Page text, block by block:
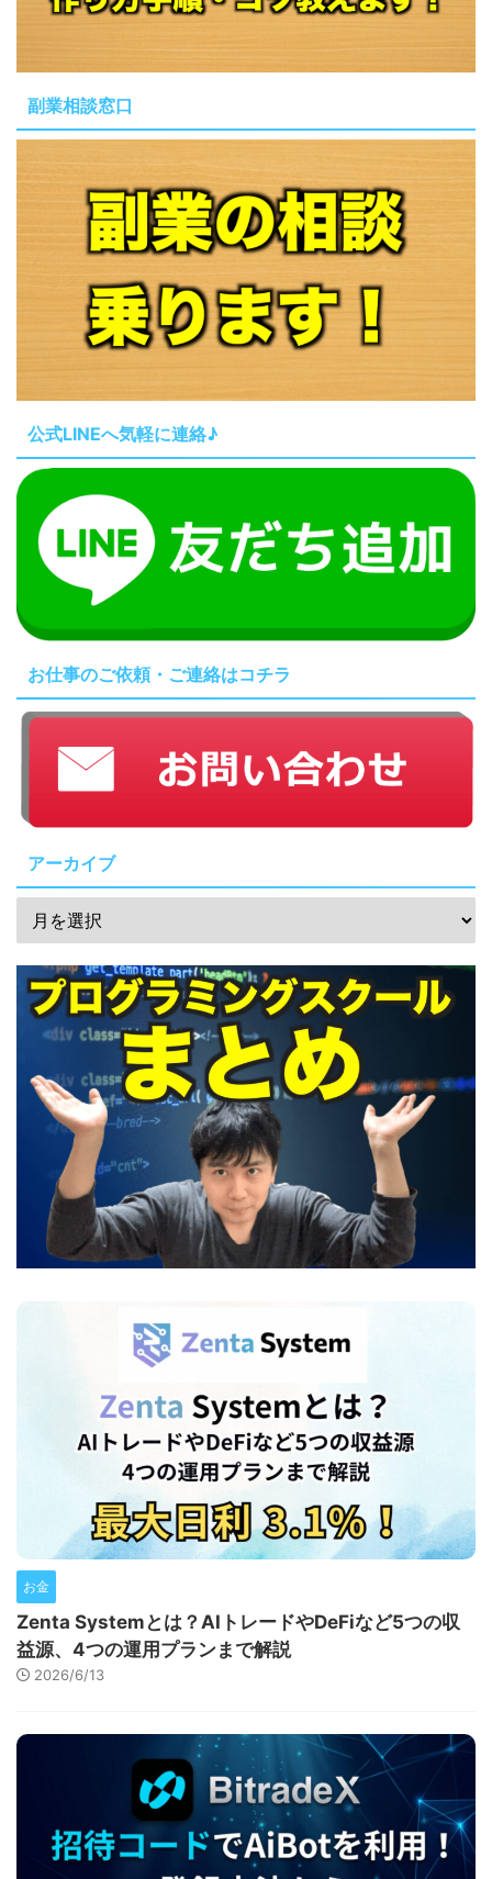
副業相談窓口
公式LINEへ気軽に連絡♪
お仕事のご依頼・ご連絡はコチラ
アーカイブ
お金
Zenta Systemとは？AIトレードやDeFiなど5つの収
益源、4つの運用プランまで解説
2026/6/13